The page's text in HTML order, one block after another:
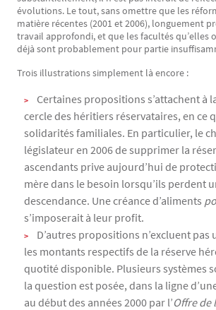
évolutions. Le tout, sans omettre que les
matière récentes (2001 et 2006), longuement
travail approfondi, et que les facultés qu’elles
déjà sont probablement pour partie
Trois illustrations simplement là encore :
Certaines propositions s’attachent à
cercle des héritiers réservataires, en ce
solidarités familiales. En particulier, le
législateur en 2006 de supprimer la
ascendants prive aujourd’hui de
mère dans le besoin lorsqu’ils perdent
descendance. Une créance d’aliments
s’imposerait à leur profit.
D’autres propositions n’excluent
les montants respectifs de la réserve
quotité disponible. Plusieurs systèmes
la question est posée, dans la ligne
au début des années 2000 par l’Offre de